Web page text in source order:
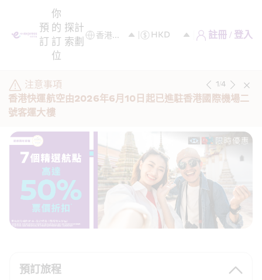
預
訂
你
的
訂
位
探
索
計
劃
註冊 / 登入
注意事項
香港快運航空由2026年6月10日起已進駐香港國際機場二
號客運大樓
1/4
預訂旅程